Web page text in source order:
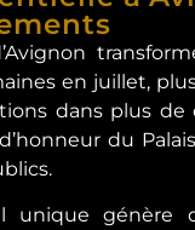
en juillet,
dans plus
du
unique génère